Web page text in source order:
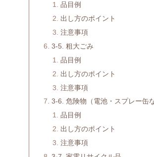
品目例
出し方のポイント
注意事項
3-5. 粗大ごみ
品目例
出し方のポイント
注意事項
3-6. 危険物（電池・スプレー缶な
品目例
出し方のポイント
注意事項